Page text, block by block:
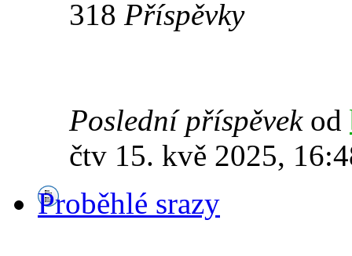
318 Příspěvky
Poslední příspěvekod
čtv 15. kvě 2025,
Proběhlé srazy